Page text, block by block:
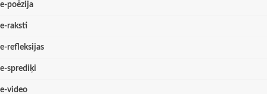
e-poēzija
e-raksti
e-refleksijas
e-sprediķi
e-video